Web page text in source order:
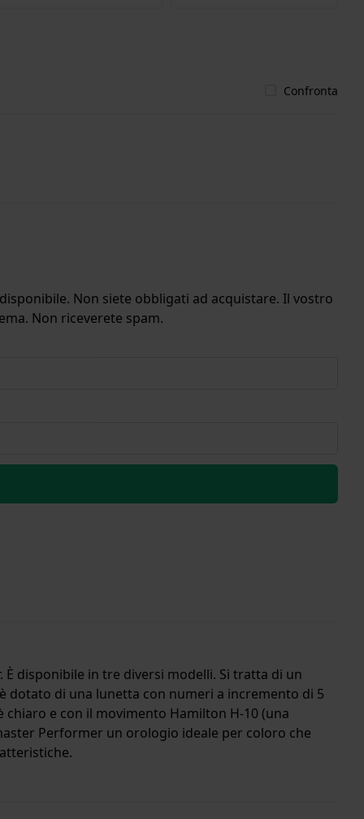
Confronta
Non siete obbligati ad acquistare. Il vostro
Non riceverete spam.
disponibile in tre diversi modelli. Si tratta di un
dotato di una lunetta con numeri a incremento di 5
e con il movimento Hamilton H-10 (una
Performer un orologio ideale per coloro che